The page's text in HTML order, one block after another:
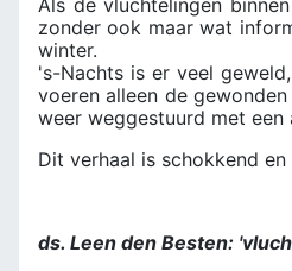
Als de vluchtelingen
zonder ook maar wat
winter.
's-Nachts is er veel
voeren alleen de
weer weggestuurd met een
Dit verhaal is schokkend
ds. Leen den Besten: